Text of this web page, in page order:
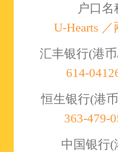
户口名
U-Hearts
汇丰银行(港币
614-
恒生银行(港
363-479-
中国银行(